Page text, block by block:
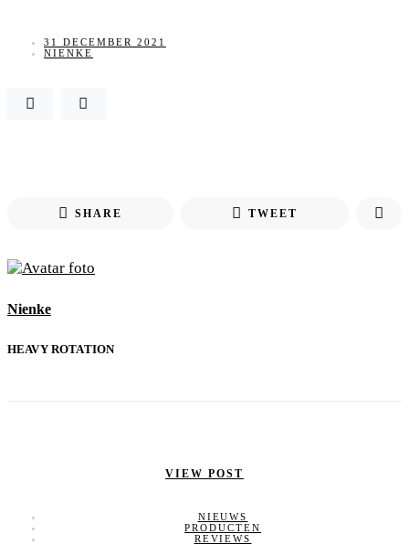
31 DECEMBER 2021
NIENKE
SHARE TWEET
Nienke
HEAVY ROTATION
VIEW POST
NIEUWS
PRODUCTEN
REVIEWS